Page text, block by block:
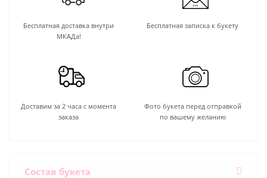
Бесплатная доставка внутри
МКАДа!
Бесплатная записка к букету
Доставим за 2 часа с момента
заказа
Фото букета перед отправкой
по вашему желанию
Состав букета